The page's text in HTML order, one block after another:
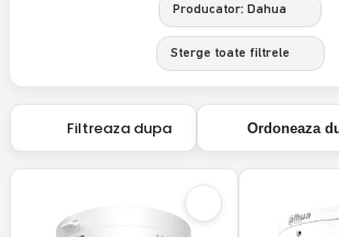
Producator: Dahua
Sterge toate filtrele
Filtreaza dupa Ordoneaza